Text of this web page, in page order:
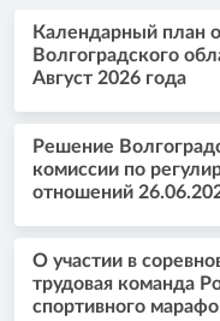
Календарный план
Волгоградского
Август 2026 года
Решение
комиссии по
отношений
О участии в
трудовая команда
спортивного